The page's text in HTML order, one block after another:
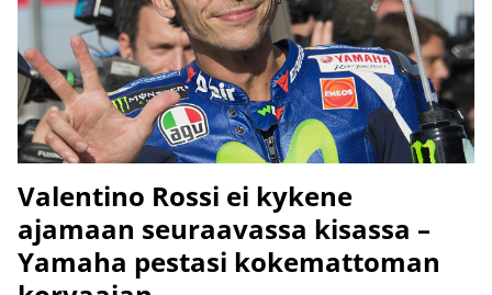
Valentino Rossi ei kykene
ajamaan seuraavassa kisassa –
Yamaha pestasi kokemattoman